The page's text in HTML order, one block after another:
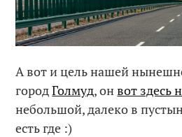
А вот и цель нашей
городГолмуд, онвот здесь
небольшой, далеко в
есть где :)